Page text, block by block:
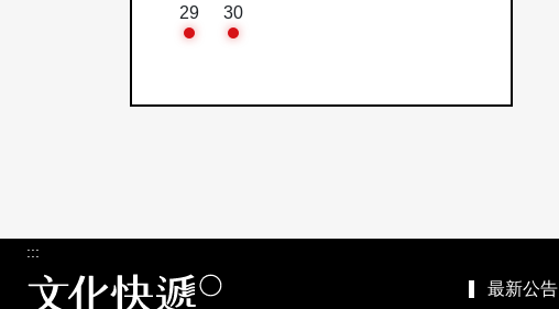
29 30
:::
最新公告